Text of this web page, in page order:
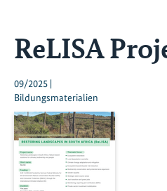
ReLISA
09/2025 |
Bildungsmaterialien